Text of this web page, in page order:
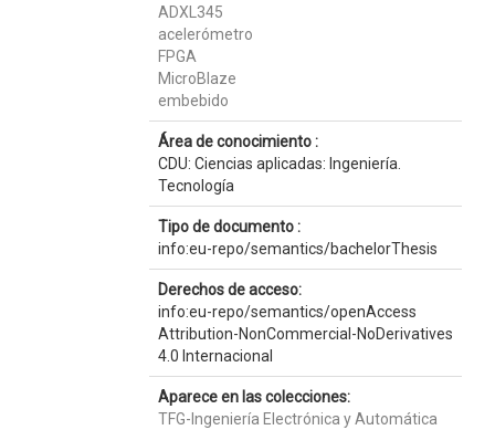
ADXL345
acelerómetro
FPGA
MicroBlaze
embebido
Área de conocimiento :
CDU: Ciencias aplicadas: Ingeniería.
Tecnología
Tipo de documento :
info:eu-repo/semantics/bachelorThesis
Derechos de acceso:
info:eu-repo/semantics/openAccess
Attribution-NonCommercial-NoDerivatives
4.0 Internacional
Aparece en las colecciones:
TFG-Ingeniería Electrónica y Automática